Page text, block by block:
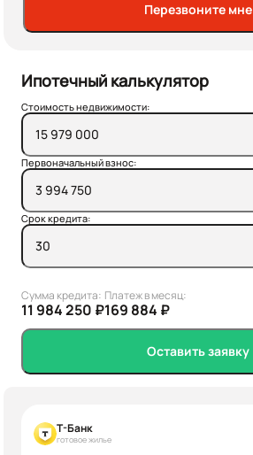
Перезвоните мне
Ипотечный калькулятор
Стоимость недвижимости:
Первоначальный взнос:
Срок кредита:
Сумма кредита:
11 984 250 ₽
Платеж в месяц:
169 884 ₽
Оставить заявку
Т-Банк
готовое жилье